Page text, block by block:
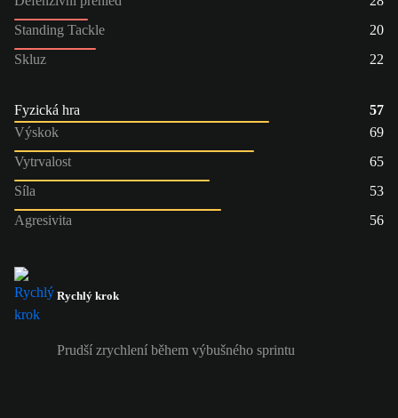
Standing Tackle
20
Skluz
22
Fyzická hra
57
Výskok
69
Vytrvalost
65
Síla
53
Agresivita
56
Rychlý krok
Prudší zrychlení během výbušného sprintu